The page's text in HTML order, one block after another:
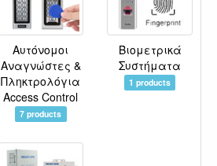
Αυτόνομοι
Αναγνώστες &
Πληκτρολόγια
Access Control
7 products
Βιομετρικά
Συστήματα
1 products